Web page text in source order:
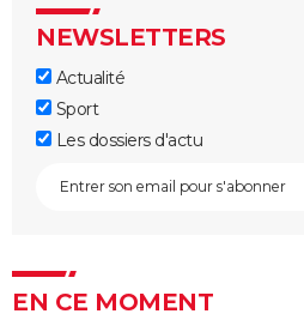
NEWSLETTERS
Actualité
Sport
Les dossiers d'actu
EN CE MOMENT